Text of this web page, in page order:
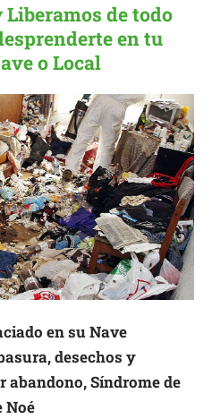
Liberamos de todo
en tu
o Local
en su Nave
desechos y
Síndrome de
Noé